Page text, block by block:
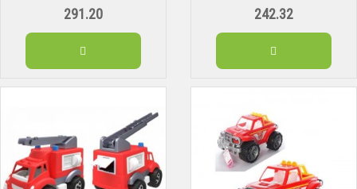
291.20 242.32